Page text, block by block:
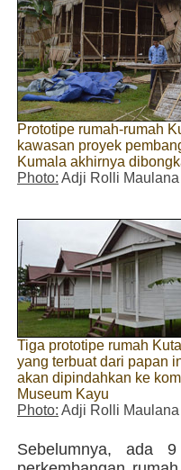
Prototipe rumah-rumah
kawasan proyek
Kumala akhirnya
Photo: Adji Rolli Maulana
Tiga prototipe rumah
yang terbuat dari papan
akan dipindahkan ke
Museum Kayu
Photo: Adji Rolli Maulana
Sebelumnya, ada